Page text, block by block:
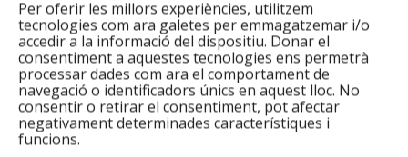
Per oferir les millors experiències, utilitzem
tecnologies com ara galetes per emmagatzemar i/o
accedir a la informació del dispositiu. Donar el
consentiment a aquestes tecnologies ens permetrà
processar dades com ara el comportament de
navegació o identificadors únics en aquest lloc. No
consentir o retirar el consentiment, pot afectar
negativament determinades característiques i
funcions.
Fundació Integramenet i Lush, junts
en la Charity Party contra l'exclusió
social
Ens visita Televisió de Badalona!